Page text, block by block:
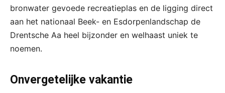
bronwater gevoede recreatieplas en de ligging direct
aan het nationaal Beek- en Esdorpenlandschap de
Drentsche Aa heel bijzonder en welhaast uniek te
noemen.
Onvergetelijke vakantie